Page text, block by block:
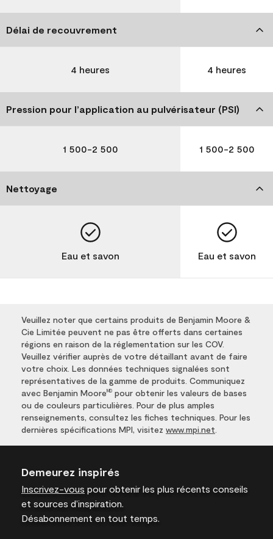
Délai de recouvrement
4 heures 4 heures
Pression pour l’application au pulvérisateur (PSI)
1 500-2 500 1 500-2 500
Nettoyage
Eau et savon Eau et savon
Veuillez noter que certains produits de Benjamin Moore &
Cie Limitée peuvent ne pas être offerts dans certaines
régions en raison de la réglementation sur les COV.
Veuillez vérifier auprès de votre détaillant avant de faire
votre choix. Les données techniques signalées sont
représentatives de la gamme de produits. Communiquez
avec Benjamin Moore MD pour obtenir les valeurs de bases
ou de couleurs particulières. Pour de plus amples
renseignements, consultez les fiches techniques. Pour les
dernières spécifications MPI, visitez www.mpi.net
Demeurez inspirés
Inscrivez-vous pour obtenir les plus récents conseils
et sources d’inspiration.
Désabonnement en tout temps.